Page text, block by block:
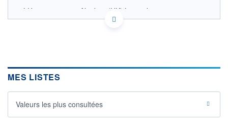
LU3233463564 - Algebris (UK) Limited
OPCVM DERNIER COURS CONNU AU 04/08/2026
10,0
10,2
MES LISTES
Valeurs les plus consultées